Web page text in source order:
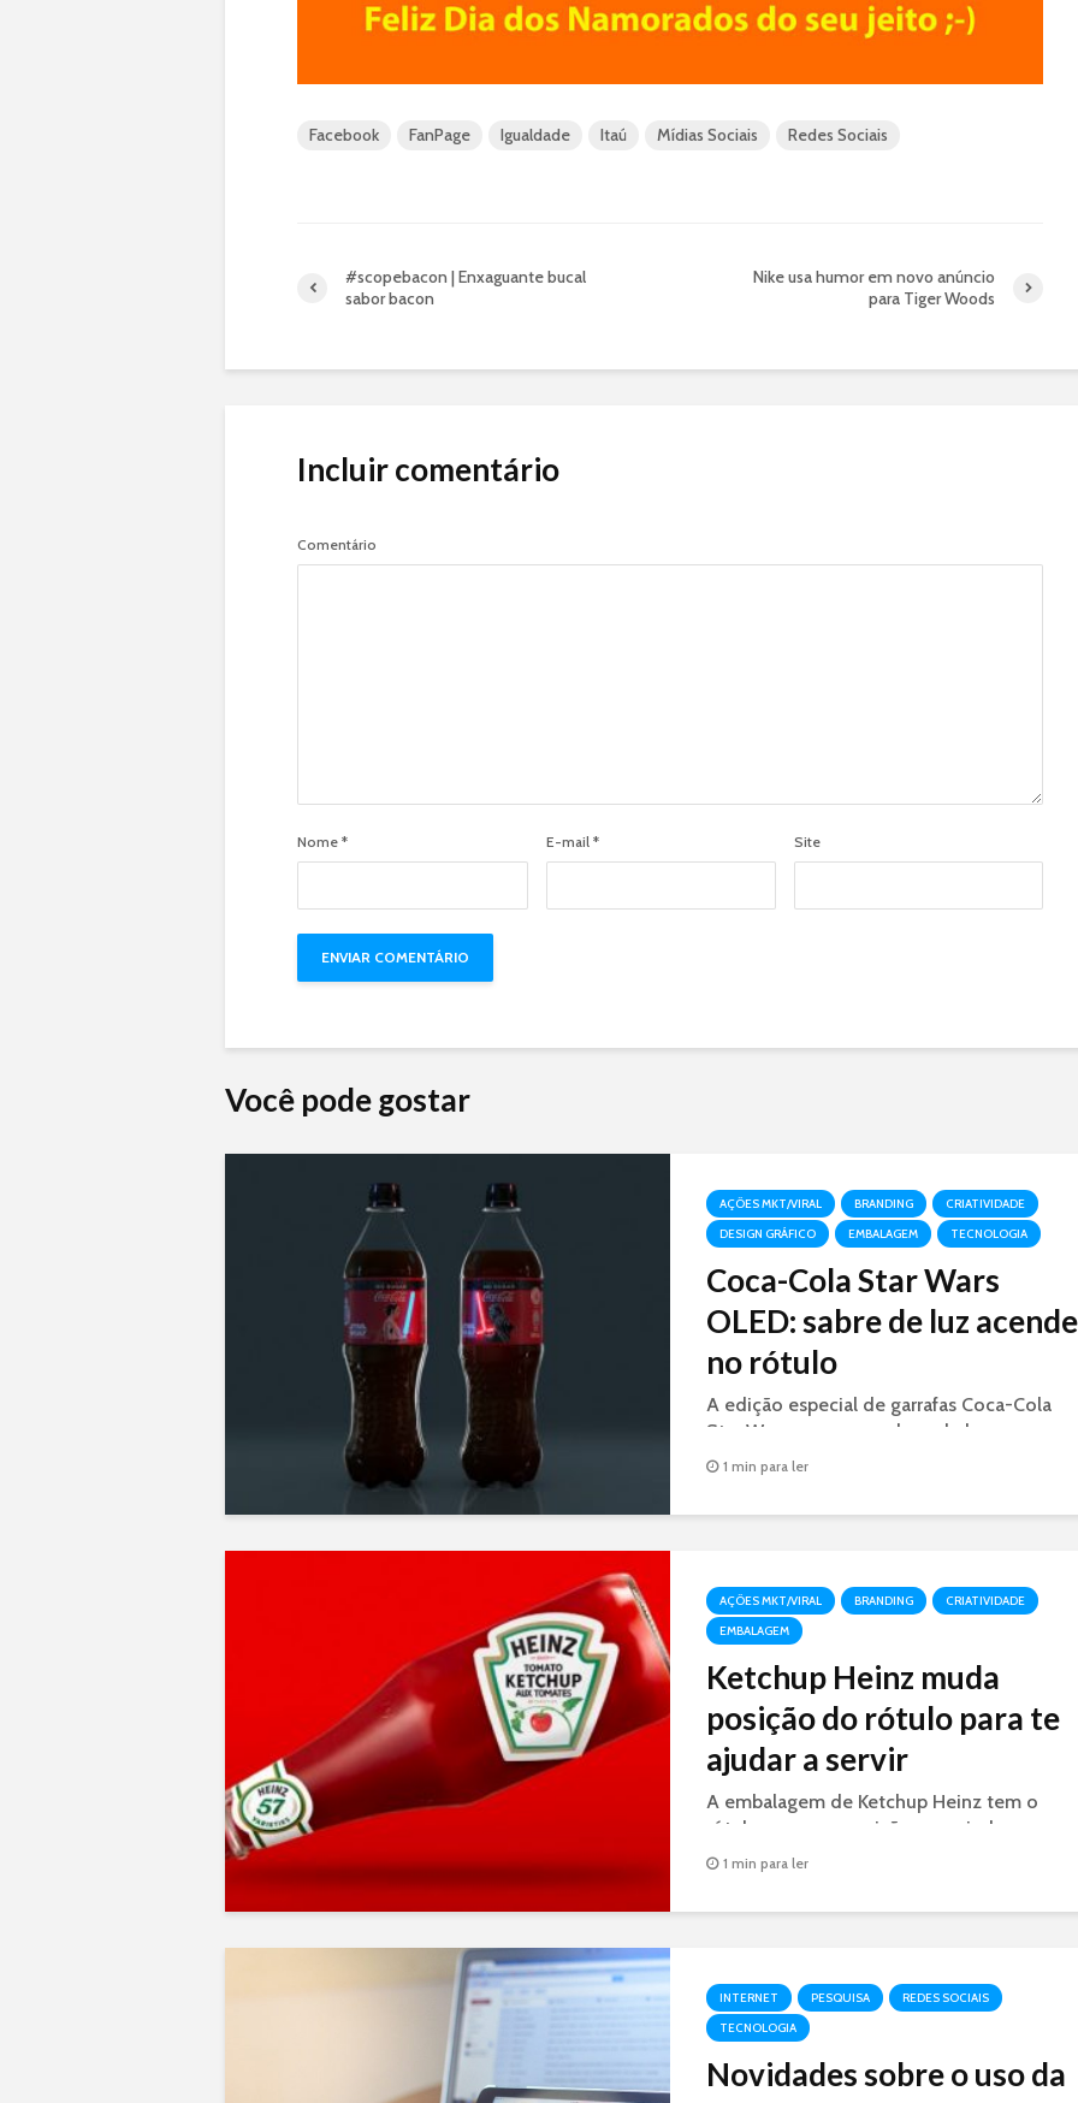
Facebook FanPage Igualdade Itaú Mídias Sociais Redes Sociais
#scopebacon | Enxaguante bucal
sabor bacon
Nike usa humor em novo anúncio
para Tiger Woods
Incluir comentário
Comentário
Nome * E-mail * Site
Você pode gostar
AÇÕES MKT/VIRAL BRANDING
CRIATIVIDADE
DESIGN GRÁFICO
EMBALAGEM TECNOLOGIA
Coca-Cola Star Wars
OLED: sabre de luz acende
no rótulo
A edição especial de garrafas Coca-Cola
Star Wars, possuem sabres de luz nas cores
azul e vermelho que ficam iluminados
1 min para ler
AÇÕES MKT/VIRAL BRANDING
CRIATIVIDADE
EMBALAGEM
Ketchup Heinz muda
posição do rótulo para te
ajudar a servir
A embalagem de Ketchup Heinz tem o
rótulo em nova posição para ajudar o
consumidor a servir a quantidade certa de
1 min para ler
INTERNET PESQUISA
REDES SOCIAIS
TECNOLOGIA
Novidades sobre o uso da